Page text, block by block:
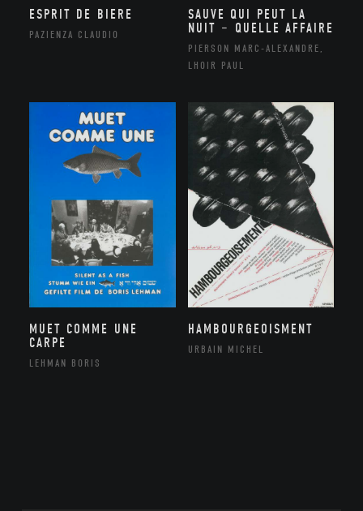
ESPRIT DE BIERE
PAZIENZA CLAUDIO
SAUVE QUI PEUT LA
NUIT – QUELLE AFFAIRE
PIERSON MARC-ALEXANDRE,
LHOIR PAUL
MUET COMME UNE
CARPE
LEHMAN BORIS
HAMBOURGEOISMENT
URBAIN MICHEL